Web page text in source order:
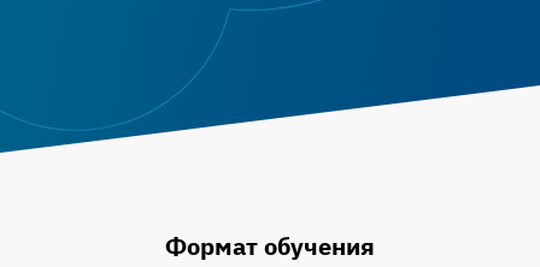
Формат обучения